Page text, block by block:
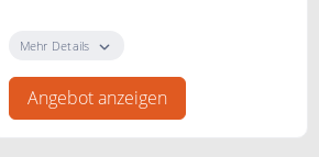
Artikel im Lego Sale.
Mehr Details
Angebot anzeigen